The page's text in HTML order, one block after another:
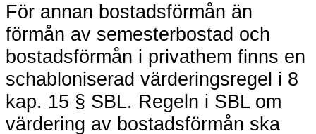
För annan bostadsförmån än
förmån av semesterbostad och
bostadsförmån i privathem finns en
schabloniserad värderingsregel i 8
kap. 15 § SBL. Regeln i SBL om
värdering av bostadsförmån ska